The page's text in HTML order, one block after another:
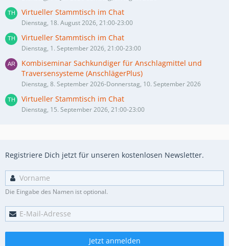
Virtueller Stammtisch im Chat
Dienstag, 18. August 2026, 21:00-23:00
Virtueller Stammtisch im Chat
Dienstag, 1. September 2026, 21:00-23:00
Kombiseminar Sachkundiger für Anschlagmittel und
Traversensysteme (AnschlägerPlus)
Dienstag, 8. September 2026-Donnerstag, 10. September 2026
Virtueller Stammtisch im Chat
Dienstag, 15. September 2026, 21:00-23:00
Registriere Dich jetzt für unseren kostenlosen Newsletter.
Die Eingabe des Namen ist optional.
Jetzt anmelden